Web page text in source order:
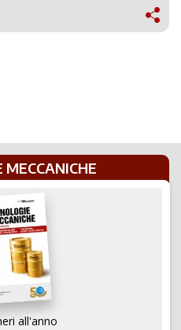
MECCANICHE
all'anno